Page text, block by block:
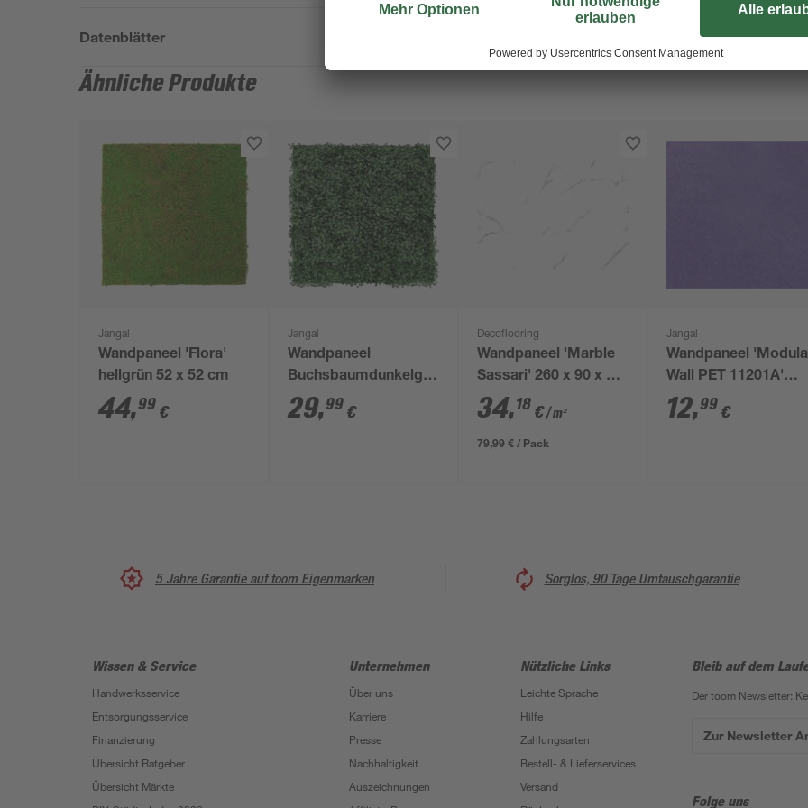
Datenblätter
Ähnliche Produkte
Jangal
Wandpaneel 'Flora'
hellgrün 52 x 52 cm
44,99 €
Jangal
Wandpaneel
Buchsbaumdunkelgrün
52 x 52 cm
29,99 €
Decoflooring
Wandpaneel 'Marble
Sassari' 260 x 90 x 0,4
cm Marmoroptik
weiß
34,18 €/ m²
79,99 € / Pack
Jangal
Wandpaneel
Wall PET 11201A'
violett 52 x 52 cm
12,99 €
5 Jahre Garantie auf toom Eigenmarken Sorglos, 90 Tage Umtauschgarantie
Wissen & Service
Handwerksservice
Entsorgungsservice
Finanzierung
Übersicht Ratgeber
Übersicht Märkte
Unternehmen
Über uns
Karriere
Presse
Nachhaltigkeit
Auszeichnungen
Nützliche Links
Leichte Sprache
Hilfe
Zahlungsarten
Bestell- & Lieferservices
Versand
Bleib auf dem
Der toom Newsletter:
Zur Newsletter
Folge uns